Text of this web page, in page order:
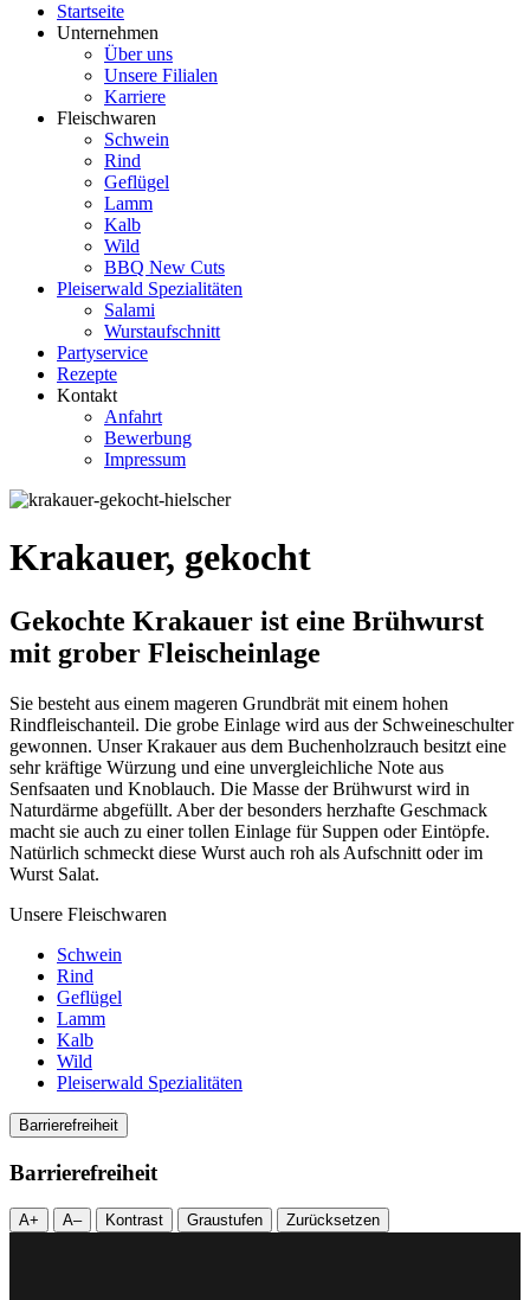
Startseite
Unternehmen
Über uns
Unsere Filialen
Karriere
Fleischwaren
Schwein
Rind
Geflügel
Lamm
Kalb
Wild
BBQ New Cuts
Pleiserwald Spezialitäten
Salami
Wurstaufschnitt
Partyservice
Rezepte
Kontakt
Anfahrt
Bewerbung
Impressum
Krakauer, gekocht
Gekochte Krakauer ist eine Brühwurst
mit grober Fleischeinlage
Sie besteht aus einem mageren Grundbrät mit einem hohen
Rindfleischanteil. Die grobe Einlage wird aus der Schweineschulter
gewonnen. Unser Krakauer aus dem Buchenholzrauch besitzt eine
sehr kräftige Würzung und eine unvergleichliche Note aus
Senfsaaten und Knoblauch. Die Masse der Brühwurst wird in
Naturdärme abgefüllt. Aber der besonders herzhafte Geschmack
macht sie auch zu einer tollen Einlage für Suppen oder Eintöpfe.
Natürlich schmeckt diese Wurst auch roh als Aufschnitt oder im
Wurst Salat.
Unsere Fleischwaren
Schwein
Rind
Geflügel
Lamm
Kalb
Wild
Pleiserwald Spezialitäten
Barrierefreiheit
Barrierefreiheit
A+ A– Kontrast Graustufen Zurücksetzen